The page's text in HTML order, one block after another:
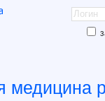
медицина